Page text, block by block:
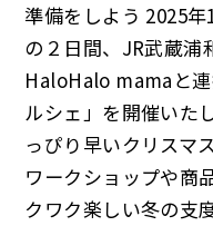
準備をしよう 2025年
の２日間、JR武蔵浦
HaloHalo mamaと
ルシェ」を開催いた
っぴり早いクリスマ
ワークショップや商
クワク楽しい冬の